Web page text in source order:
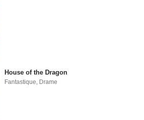
House of the Dragon
Fantastique, Drame